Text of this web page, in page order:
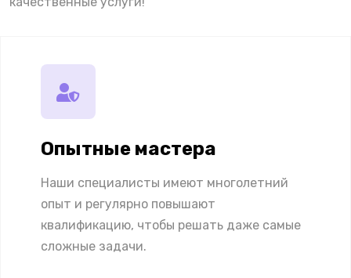
Опытные мастера
Наши специалисты имеют многолетний
опыт и регулярно повышают
квалификацию, чтобы решать даже самые
сложные задачи.